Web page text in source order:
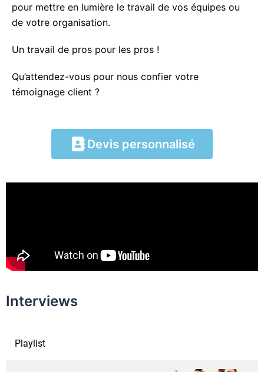
pour mettre en lumière le travail de vos équipes ou
de votre organisation.
Un travail de pros pour les pros !
Qu’attendez-vous pour nous confier votre
témoignage client ?
Devis personnalisé
Interviews
Playlist